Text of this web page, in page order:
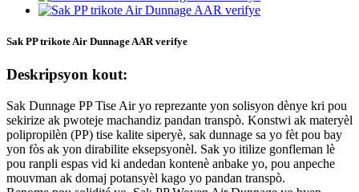
Sak PP trikote Air Dunnage AAR verifye
Deskripsyon kout:
Sak Dunnage PP Tise Air yo reprezante yon solisyon dènye kri pou
sekirize ak pwoteje machandiz pandan transpò. Konstwi ak materyèl
polipropilèn (PP) tise kalite siperyè, sak dunnage sa yo fèt pou bay
yon fòs ak yon dirabilite eksepsyonèl. Sak yo itilize gonfleman lè
pou ranpli espas vid ki andedan kontenè anbake yo, pou anpeche
mouvman ak domaj potansyèl kago yo pandan transpò.